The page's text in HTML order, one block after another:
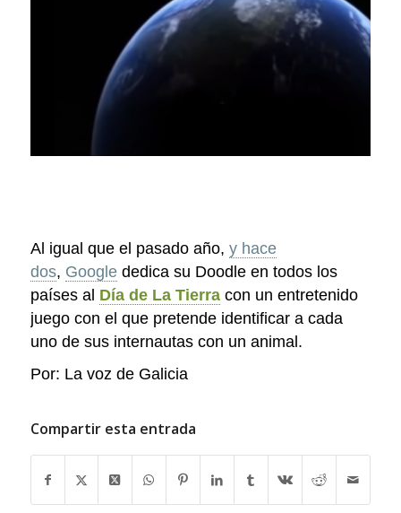
Al igual que el pasado año, y hace
dos, Googlededica su Doodle en todos los
países al Día de La Tierracon un entretenido
juego con el que pretende identificar a cada
uno de sus internautas con un animal.
Por: La voz de Galicia
Compartir esta entrada